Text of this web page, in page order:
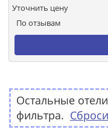
По отзывам
Уточнить цену
Остальные
фильтра.